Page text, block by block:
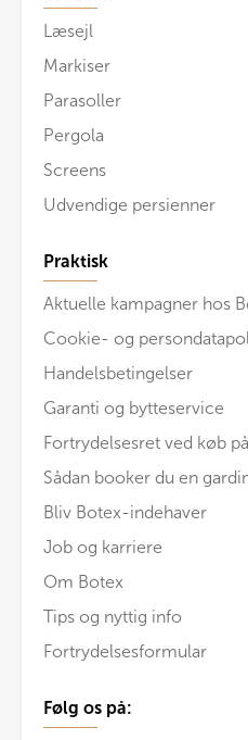
Læsejl
Markiser
Parasoller
Pergola
Screens
Udvendige persienner
Praktisk
Aktuelle kampagner hos
Cookie- og
Handelsbetingelser
Garanti og bytteservice
Fortrydelsesret ved køb
Sådan booker du en
Bliv Botex-indehaver
Job og karriere
Om Botex
Tips og nyttig info
Fortrydelsesformular
Følg os på: